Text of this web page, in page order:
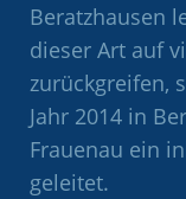
Beratzhausen
dieser Art auf
zurückgreifen,
Jahr 2014 in
Frauenau ein
geleitet.